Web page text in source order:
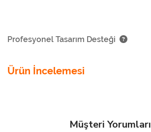
Profesyonel Tasarım Desteği
Ürün İncelemesi
Müşteri Yorumları